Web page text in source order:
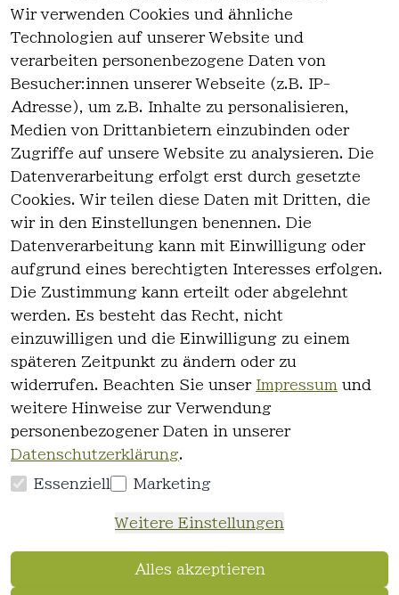
EU-Verantwortliche Person - klicken Sie
für Details
Wir verwenden Cookies und ähnliche
Technologien auf unserer Website und
verarbeiten personenbezogene Daten von
Besucher:innen unserer Webseite (z.B. IP-
Adresse), um z.B. Inhalte zu personalisieren,
Medien von Drittanbietern einzubinden oder
Zugriffe auf unsere Website zu analysieren. Die
Datenverarbeitung erfolgt erst durch gesetzte
Cookies. Wir teilen diese Daten mit Dritten, die
wir in den Einstellungen benennen. Die
Datenverarbeitung kann mit Einwilligung oder
aufgrund eines berechtigten Interesses erfolgen.
Die Zustimmung kann erteilt oder abgelehnt
werden. Es besteht das Recht, nicht
einzuwilligen und die Einwilligung zu einem
späteren Zeitpunkt zu ändern oder zu
widerrufen. Beachten Sie unser Impressum und
weitere Hinweise zur Verwendung
personenbezogener Daten in unserer
Datenschutzerklärung.
Essenziell Marketing
Weitere Einstellungen
Alles akzeptieren
es
AGB
Datenschutz
Widerrufsre
cht
Kontakt
Kontakt
Registrieren
widerrufen